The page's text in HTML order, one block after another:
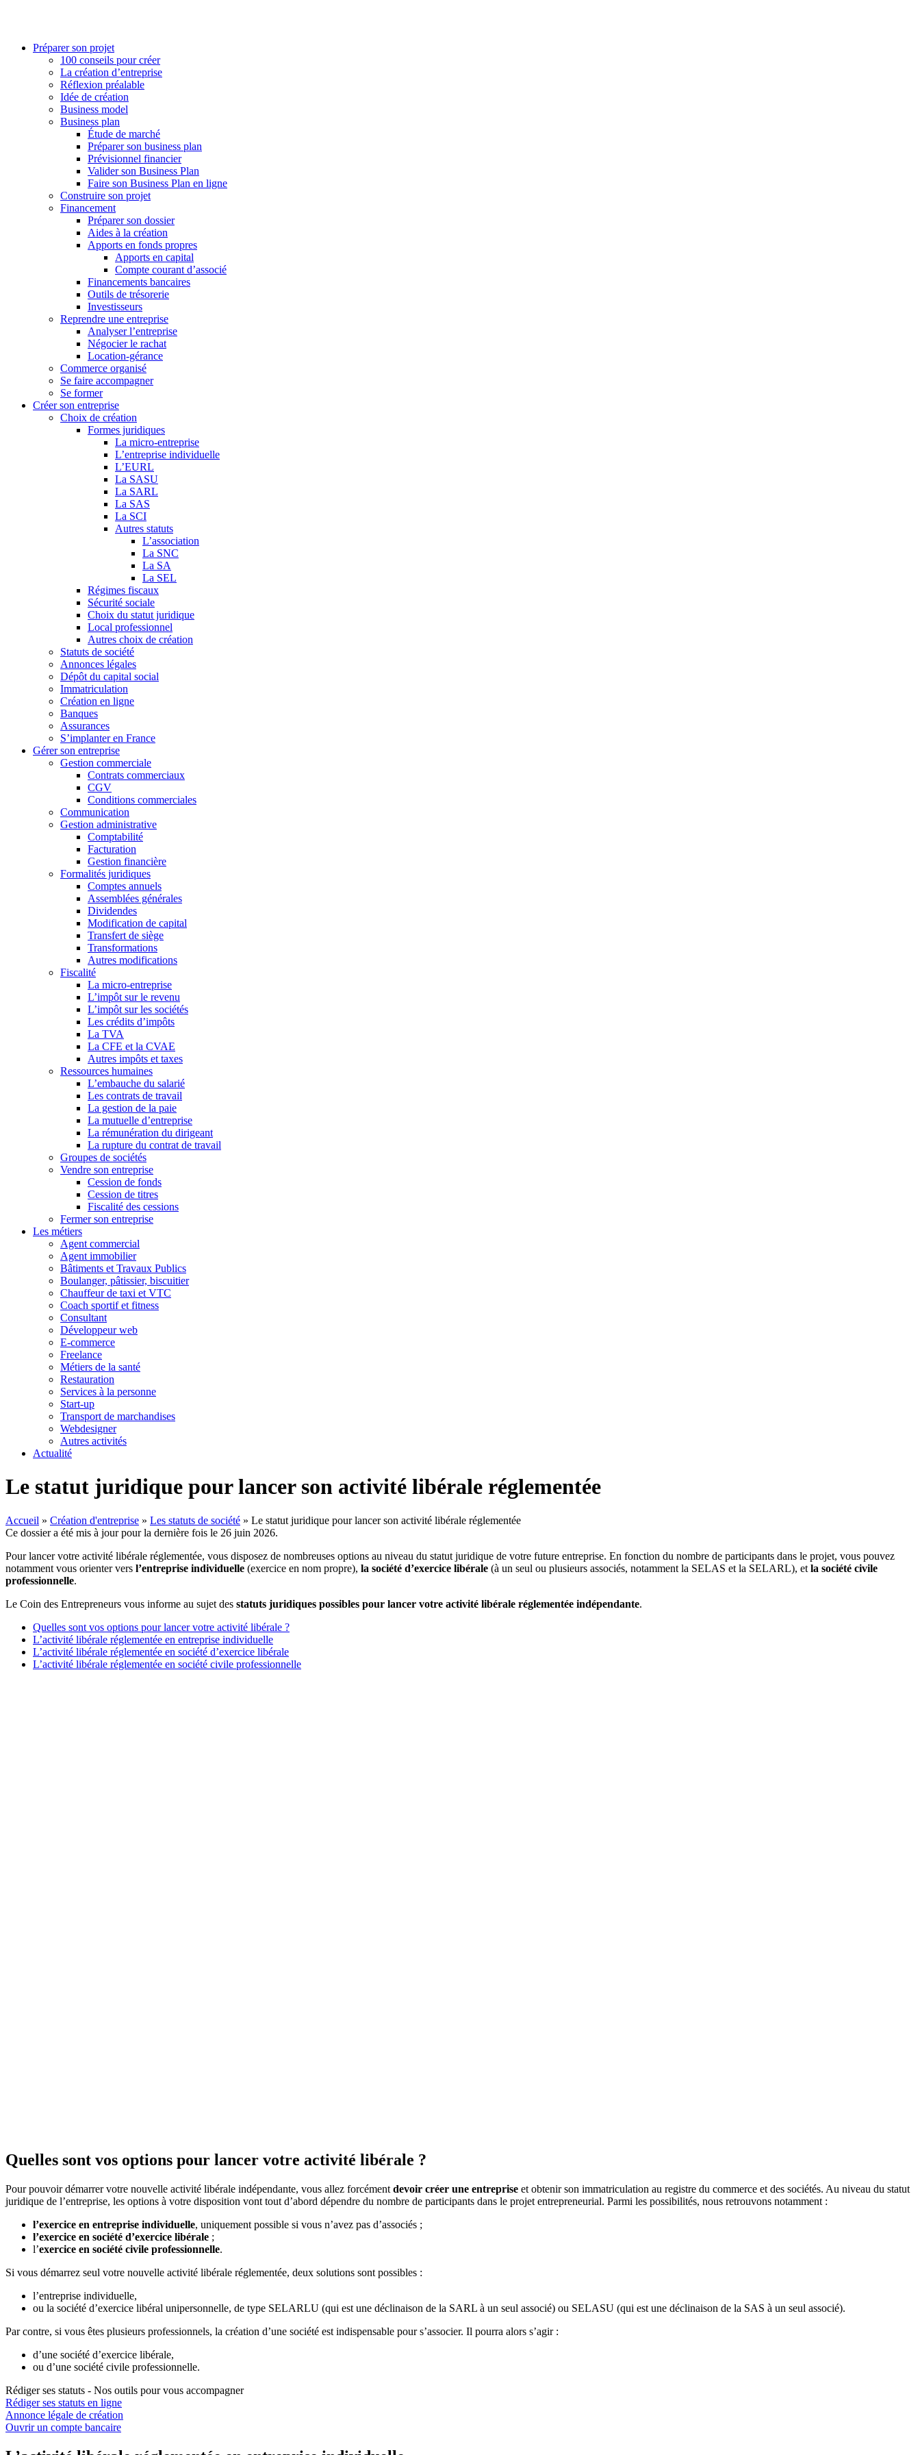
Préparer son projet
100 conseils pour créer
La création d’entreprise
Réflexion préalable
Idée de création
Business model
Business plan
Étude de marché
Préparer son business plan
Prévisionnel financier
Valider son Business Plan
Faire son Business Plan en ligne
Construire son projet
Financement
Préparer son dossier
Aides à la création
Apports en fonds propres
Apports en capital
Compte courant d’associé
Financements bancaires
Outils de trésorerie
Investisseurs
Reprendre une entreprise
Analyser l’entreprise
Négocier le rachat
Location-gérance
Commerce organisé
Se faire accompagner
Se former
Créer son entreprise
Choix de création
Formes juridiques
La micro-entreprise
L’entreprise individuelle
L’EURL
La SASU
La SARL
La SAS
La SCI
Autres statuts
L’association
La SNC
La SA
La SEL
Régimes fiscaux
Sécurité sociale
Choix du statut juridique
Local professionnel
Autres choix de création
Statuts de société
Annonces légales
Dépôt du capital social
Immatriculation
Création en ligne
Banques
Assurances
S’implanter en France
Gérer son entreprise
Gestion commerciale
Contrats commerciaux
CGV
Conditions commerciales
Communication
Gestion administrative
Comptabilité
Facturation
Gestion financière
Formalités juridiques
Comptes annuels
Assemblées générales
Dividendes
Modification de capital
Transfert de siège
Transformations
Autres modifications
Fiscalité
La micro-entreprise
L’impôt sur le revenu
L’impôt sur les sociétés
Les crédits d’impôts
La TVA
La CFE et la CVAE
Autres impôts et taxes
Ressources humaines
L’embauche du salarié
Les contrats de travail
La gestion de la paie
La mutuelle d’entreprise
La rémunération du dirigeant
La rupture du contrat de travail
Groupes de sociétés
Vendre son entreprise
Cession de fonds
Cession de titres
Fiscalité des cessions
Fermer son entreprise
Les métiers
Agent commercial
Agent immobilier
Bâtiments et Travaux Publics
Boulanger, pâtissier, biscuitier
Chauffeur de taxi et VTC
Coach sportif et fitness
Consultant
Développeur web
E-commerce
Freelance
Métiers de la santé
Restauration
Services à la personne
Start-up
Transport de marchandises
Webdesigner
Autres activités
Actualité
Le statut juridique pour lancer son activité libérale réglementée
Accueil » Création d'entreprise » Les statuts de société » Le statut juridique pour lancer son activité libérale réglementée
Ce dossier a été mis à jour pour la dernière fois le 26 juin 2026.
Pour lancer votre activité libérale réglementée, vous disposez de nombreuses options au niveau du statut juridique de votre future entreprise. En fonction du nombre de participants dans le projet, vous pouvez
notamment vous orienter vers l’entreprise individuelle (exercice en nom propre), la société d’exercice libérale (à un seul ou plusieurs associés, notamment la SELAS et la SELARL), et la société civile
professionnelle.
Le Coin des Entrepreneurs vous informe au sujet des statuts juridiques possibles pour lancer votre activité libérale réglementée indépendante.
Quelles sont vos options pour lancer votre activité libérale ?
L’activité libérale réglementée en entreprise individuelle
L’activité libérale réglementée en société d’exercice libérale
L’activité libérale réglementée en société civile professionnelle
Quelles sont vos options pour lancer votre activité libérale ?
Pour pouvoir démarrer votre nouvelle activité libérale indépendante, vous allez forcément devoir créer une entreprise et obtenir son immatriculation au registre du commerce et des sociétés. Au niveau du statut
juridique de l’entreprise, les options à votre disposition vont tout d’abord dépendre du nombre de participants dans le projet entrepreneurial. Parmi les possibilités, nous retrouvons notamment :
l’exercice en entreprise individuelle, uniquement possible si vous n’avez pas d’associés ;
l’exercice en société d’exercice libérale ;
l’exercice en société civile professionnelle.
Si vous démarrez seul votre nouvelle activité libérale réglementée, deux solutions sont possibles :
l’entreprise individuelle,
ou la société d’exercice libéral unipersonnelle, de type SELARLU (qui est une déclinaison de la SARL à un seul associé) ou SELASU (qui est une déclinaison de la SAS à un seul associé).
Par contre, si vous êtes plusieurs professionnels, la création d’une société est indispensable pour s’associer. Il pourra alors s’agir :
d’une société d’exercice libérale,
ou d’une société civile professionnelle.
Rédiger ses statuts - Nos outils pour vous accompagner
Rédiger ses statuts en ligne
Annonce légale de création
Ouvrir un compte bancaire